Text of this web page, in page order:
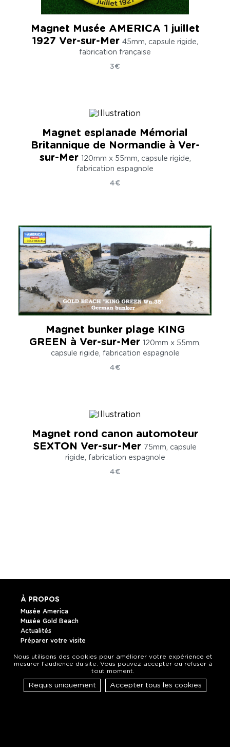
Magnet Musée AMERICA 1 juillet
1927 Ver-sur-Mer 45mm, capsule rigide,
fabrication française
3€
Magnet esplanade Mémorial
Britannique de Normandie à Ver-
sur-Mer 120mm x 55mm, capsule rigide,
fabrication espagnole
4€
Magnet bunker plage KING
GREEN à Ver-sur-Mer 120mm x 55mm,
capsule rigide, fabrication espagnole
4€
Magnet rond canon automoteur
SEXTON Ver-sur-Mer 75mm, capsule
rigide, fabrication espagnole
4€
À PROPOS
Musée America
Musée Gold Beach
Actualités
Préparer votre visite
La boutique
Horaires et plan
Nous utilisons des cookies pour améliorer votre expérience et
mesurer l’audience du site. Vous pouvez accepter ou refuser à
tout moment.
Requis uniquement Accepter tous les cookies